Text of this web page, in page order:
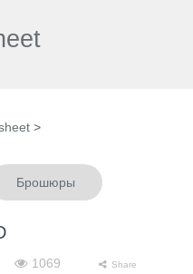
>
Брошюры
1069 Share